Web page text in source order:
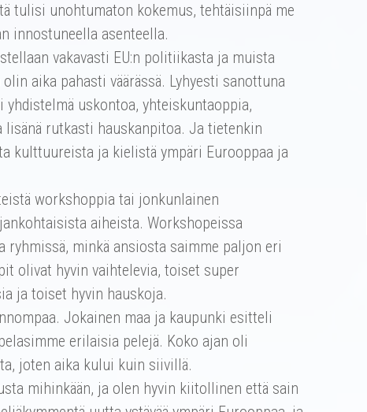
tulisi unohtumaton kokemus, tehtäisiinpä me
innostuneella asenteella.
vakavasti EU:n politiikasta ja muista
aika pahasti väärässä. Lyhyesti sanottuna
yhdistelmä uskontoa, yhteiskuntaoppia,
lisänä rutkasti hauskanpitoa. Ja tietenkin
kulttuureista ja kielistä ympäri Eurooppaa ja
workshoppia tai jonkunlainen
aiheista. Workshopeissa
ryhmissä, minkä ansiosta saimme paljon eri
olivat hyvin vaihtelevia, toiset super
ja toiset hyvin hauskoja.
Jokainen maa ja kaupunki esitteli
erilaisia pelejä. Koko ajan oli
joten aika kului kuin siivillä.
mihinkään, ja olen hyvin kiitollinen että sain